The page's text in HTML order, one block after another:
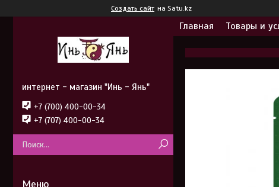
Создать сайт на Satu.kz
Главная Товары и
интернет - магазин "Инь - Янь"
+7 (700) 400-00-34
+7 (707) 400-00-34